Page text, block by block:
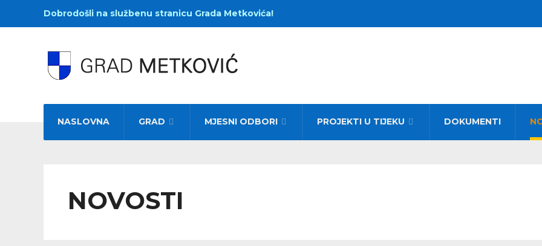
Dobrodošli na službenu stranicu Grada Metkovića!
NASLOVNA GRAD MJESNI ODBORI PROJEKTI U TIJEKU DOKUMENTI
NOVOSTI